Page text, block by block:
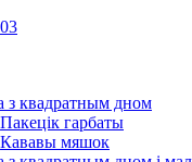
з квадратным дном
Пакецік гарбаты
Кававы мяшок